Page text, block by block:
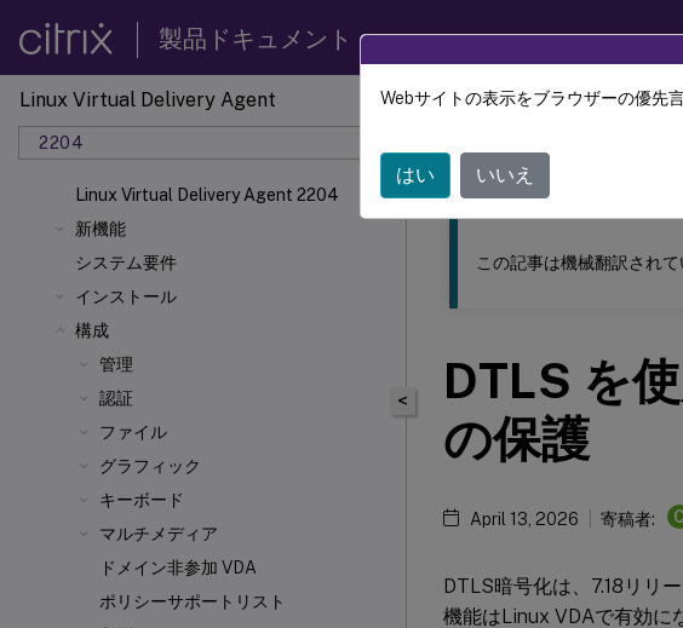
製品ドキュメント
Linux Virtual Delivery Agent
2204
Linux Virtual Delivery Agent 2204
新機能
システム要件
インストール
構成
管理
認証
ファイル
グラフィック
キーボード
マルチメディア
ドメイン非参加 VDA
ポリシーサポートリスト
このコンテンツは動的に機械翻訳さ
リナックス バーチャル デリ
<
この記事は機械翻訳されて
DTLS を
の保護
April 13, 2026 寄稿者: C
DTLS暗号化は、7.18リリ
機能はLinux VDAで有効に
Webサイトの表示をブラウザーの優先
はい いいえ